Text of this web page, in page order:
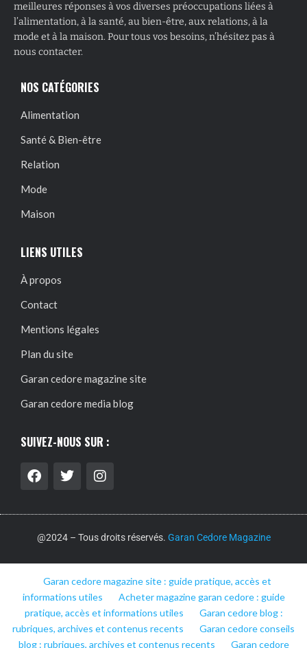
meilleures réponses à vos diverses préoccupations liées à
l’alimentation, à la santé, au bien-être, aux relations, à la
mode et à la maison. Pour tous vos besoins, n’hésitez pas à
nous contacter.
NOS CATÉGORIES
Alimentation
Santé & Bien-être
Relation
Mode
Maison
LIENS UTILES
À propos
Contact
Mentions légales
Plan du site
Garan cedore magazine site
Garan cedore media blog
SUIVEZ-NOUS SUR :
@2024 – Tous droits réservés. Garan Cedore Magazine
Garan cedore magazine site : guide pratique, accès et
informations utiles
Acheter magazine garan cedore : guide
pratique, accès et informations utiles
Garan cedore blog :
rubriques, archives et contenus recents
Garan cedore conseils
blog : rubriques, archives et contenus recents
Garan cedore